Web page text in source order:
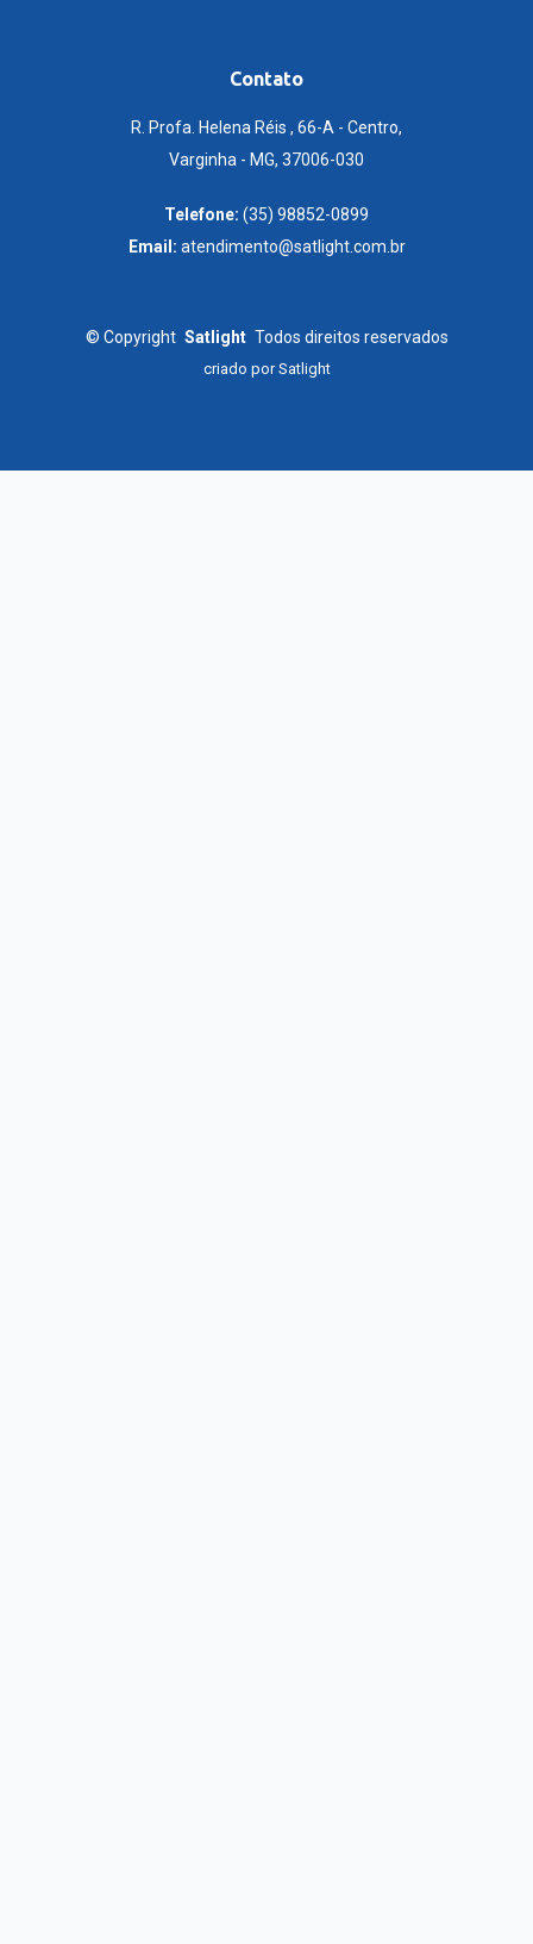
Contato
R. Profa. Helena Réis , 66-A - Centro,
Varginha - MG, 37006-030
Telefone: (35) 98852-0899
Email: atendimento@satlight.com.br
© Copyright Satlight Todos direitos reservados
criado porSatlight